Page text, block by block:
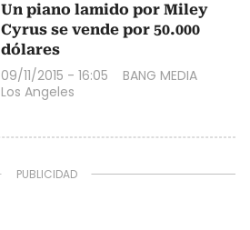
Un piano lamido por Miley
Cyrus se vende por 50.000
dólares
09/11/2015 - 16:05
BANG MEDIA
Los Angeles